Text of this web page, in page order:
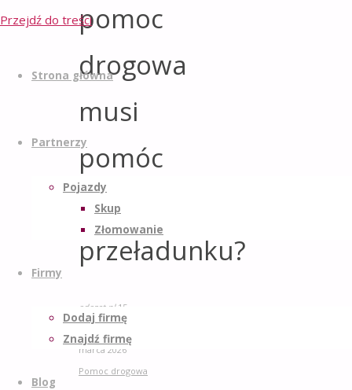
Przejdź do treści
Strona główna
Partnerzy
Pojazdy
Skup
Złomowanie
Firmy
Dodaj firmę
Znajdź firmę
Blog
pomoc
drogowa
musi
pomóc
w
przeładunku?
adazet.pl 15
marca 2026
Pomoc drogowa